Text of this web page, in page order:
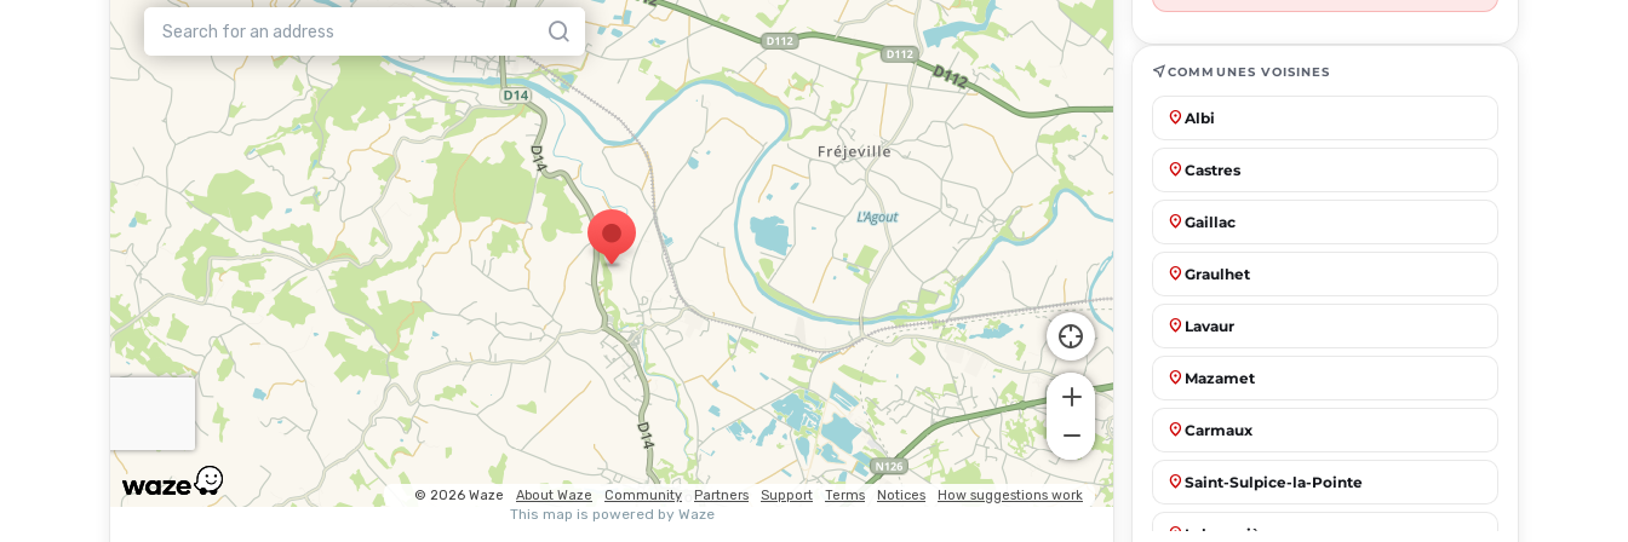
near_meCOMMUNES VOISINES
place Albi
place Castres
place Gaillac
place Graulhet
place Lavaur
place Mazamet
place Carmaux
place Saint-Sulpice-la-Pointe
place Labruguière